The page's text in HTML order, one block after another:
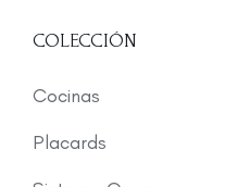
COLECCIÓN
Cocinas
Placards